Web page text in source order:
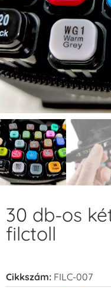
30 db-os
filctoll
Cikkszám: FILC-007